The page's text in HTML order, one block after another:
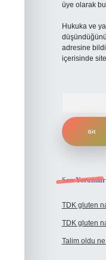
üye olarak
Hukuka ve
adresine
içerisinde
Son Yorumlar
TDK gluten
TDK gluten
Talim oldu